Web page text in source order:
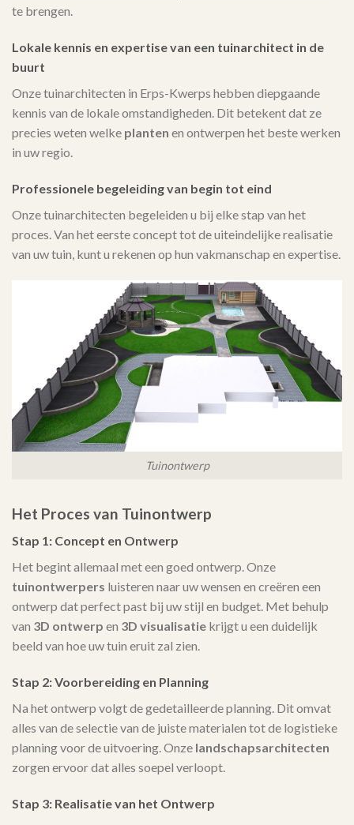
te brengen.
Lokale kennis en expertise van een tuinarchitect in de
buurt
Onze tuinarchitecten in Erps-Kwerps hebben diepgaande
kennis van de lokale omstandigheden. Dit betekent dat ze
precies weten welke planten en ontwerpen het beste werken
in uw regio.
Professionele begeleiding van begin tot eind
Onze tuinarchitecten begeleiden u bij elke stap van het
proces. Van het eerste concept tot de uiteindelijke realisatie
van uw tuin, kunt u rekenen op hun vakmanschap en expertise.
Tuinontwerp
Het Proces van Tuinontwerp
Stap 1: Concept en Ontwerp
Het begint allemaal met een goed ontwerp. Onze
tuinontwerpers luisteren naar uw wensen en creëren een
ontwerp dat perfect past bij uw stijl en budget. Met behulp
van 3D ontwerp en 3D visualisatie krijgt u een duidelijk
beeld van hoe uw tuin eruit zal zien.
Stap 2: Voorbereiding en Planning
Na het ontwerp volgt de gedetailleerde planning. Dit omvat
alles van de selectie van de juiste materialen tot de logistieke
planning voor de uitvoering. Onze landschapsarchitecten
zorgen ervoor dat alles soepel verloopt.
Stap 3: Realisatie van het Ontwerp